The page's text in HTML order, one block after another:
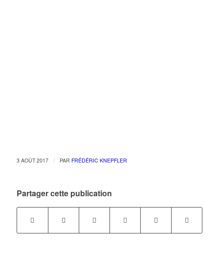
3 AOÛT 2017 / PAR FRÉDÉRIC KNEPFLER
Partager cette publication